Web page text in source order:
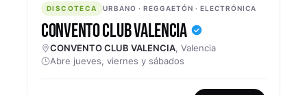
DISCOTECA
DISCOTECA URBANO · REGGAETÓN · ELECTRÓNICA
CONVENTO CLUB VALENCIA
CONVENTO CLUB VALENCIA, Valencia
Abre jueves, viernes y sábados